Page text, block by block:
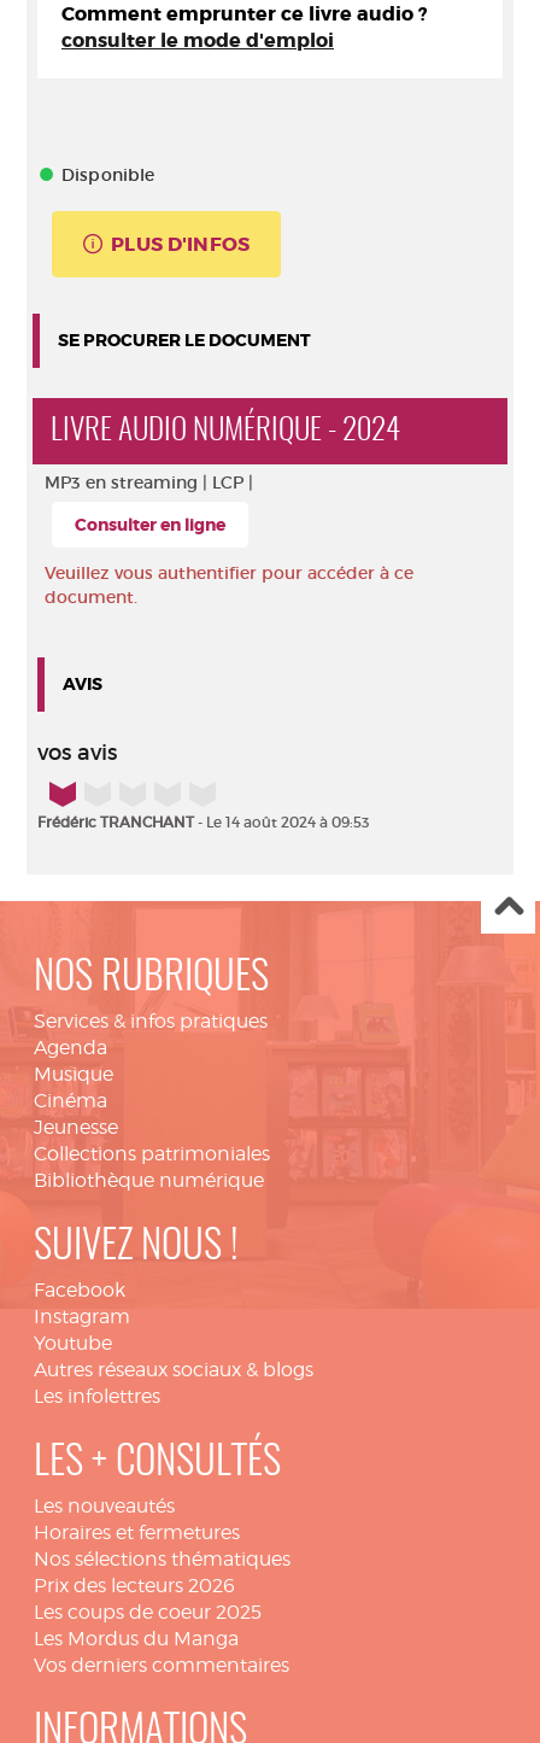
Comment emprunter ce livre audio ?
consulter le mode d'emploi
Disponible
PLUS D'INFOS
SE PROCURER LE DOCUMENT
LIVRE AUDIO NUMÉRIQUE - 2024
MP3 en streaming | LCP |
Consulter en ligne
Veuillez vous authentifier pour accéder à ce
document.
AVIS
vos avis
1/5
Frédéric TRANCHANT- Le 14 août 2024 à 09:53
NOS RUBRIQUES
Services & infos pratiques
Agenda
Musique
Cinéma
Jeunesse
Collections patrimoniales
Bibliothèque numérique
SUIVEZ NOUS !
Facebook
Instagram
Youtube
Autres réseaux sociaux & blogs
Les infolettres
LES + CONSULTÉS
Les nouveautés
Horaires et fermetures
Nos sélections thématiques
Prix des lecteurs 2026
Les coups de coeur 2025
Les Mordus du Manga
Vos derniers commentaires
INFORMATIONS